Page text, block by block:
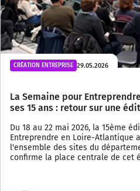
CRÉATION ENTREPRISE 29.05.2026
La Semaine pour
ses 15 ans : retour sur une
Du 18 au 22 mai 2026, la 15ème
Entreprendre en Loire-Atlantique
l'ensemble des sites du
confirme la place centrale de cet